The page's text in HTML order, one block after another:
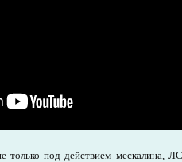
только под действием мескалина,